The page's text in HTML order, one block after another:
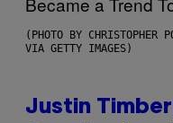
(PHOTO BY CHRISTOPHER
VIA GETTY IMAGES)
Justin